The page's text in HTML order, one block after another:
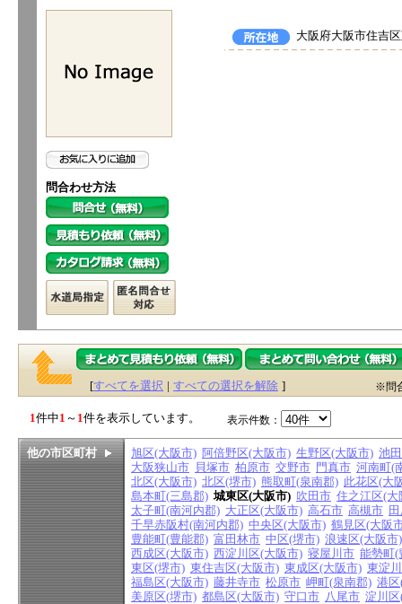
問合わせ方法
大阪府大阪市住吉
[すべてを選択 | すべての選択を解除 ] ※問
1件中1 ～ 1件を表示しています。 表示件数：
他の市区町村 旭区(大阪市) 阿倍野区(大阪市) 生野区(大阪市) 池
大阪狭山市 貝塚市 柏原市 交野市 門真市 河南町(
北区(大阪市) 北区(堺市) 熊取町(泉南郡) 此花区(大
島本町(三島郡) 城東区(大阪市) 吹田市 住之江区(大
太子町(南河内郡) 大正区(大阪市) 高石市 高槻市
千早赤阪村(南河内郡) 中央区(大阪市) 鶴見区(大阪
豊能町(豊能郡) 富田林市 中区(堺市) 浪速区(大阪市)
西成区(大阪市) 西淀川区(大阪市) 寝屋川市 能勢町(
東区(堺市) 東住吉区(大阪市) 東成区(大阪市) 東淀
福島区(大阪市) 藤井寺市 松原市 岬町(泉南郡) 港
美原区(堺市) 都島区(大阪市) 守口市 八尾市 淀川